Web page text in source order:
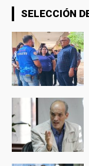
SELECCIÓN